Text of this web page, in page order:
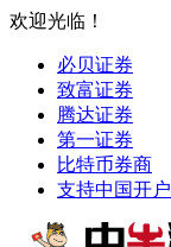
欢迎光临！
必贝证券
致富证券
腾达证券
第一证券
比特币券商
支持中国开